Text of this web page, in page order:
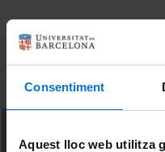
Consentiment
Aquest lloc web utilitza
Ordenar